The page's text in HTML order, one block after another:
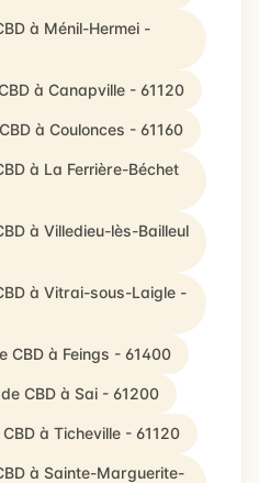
à Ménil-Hermei -
à Canapville - 61120
à Coulonces - 61160
à La Ferrière-Béchet
à Villedieu-lès-Bailleul
à Vitrai-sous-Laigle -
CBD à Feings - 61400
CBD à Sai - 61200
à Ticheville - 61120
à Sainte-Marguerite-